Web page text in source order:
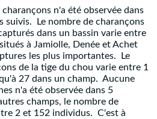
n'a été observée dans
suivis. Le nombre de charançons
dans un bassin varie entre
à Jamiolle, Denée et Achet
les plus importantes. Le
de la tige du chou varie entre 1
27 dans un champ. Aucune
n'a été observée dans 5
champs, le nombre de
2 et 152 individus. C'est à